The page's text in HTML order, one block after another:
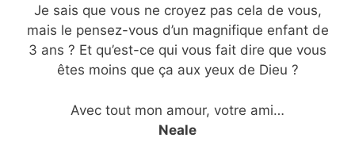
Je sais que vous ne croyez pas cela de vous,
mais le pensez-vous d’un magnifique enfant de
3 ans ? Et qu’est-ce qui vous fait dire que vous
êtes moins que ça aux yeux de Dieu ?
Avec tout mon amour, votre ami…
Neale